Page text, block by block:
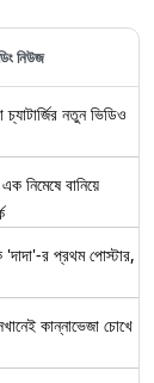
নিউজ
নতুন ভিডিও
বানিয়ে
র প্রথম পোস্টার,
কান্নাভেজা চোখে